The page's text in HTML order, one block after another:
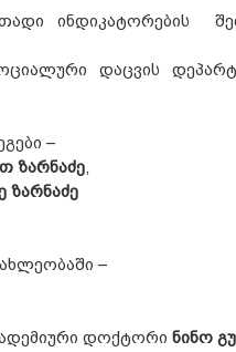
ინდიკატორების
დაცვის
–
ზარნაძე,
ზარნაძე
–
დოქტორი ნინო